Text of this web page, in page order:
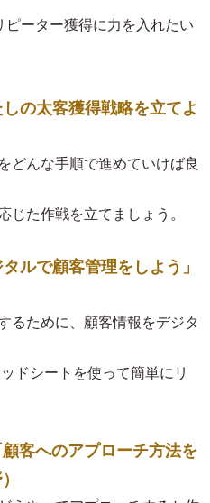
ーター獲得に力を入れたい
の太客獲得戦略を立てよ
どんな手順で進めていけば良
た作戦を立てましょう。
ルで顧客管理をしよう」
るために、顧客情報をデジタ
ドシートを使って簡単にリ
客へのアプローチ方法を